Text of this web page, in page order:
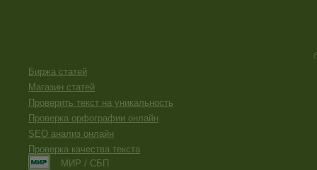
Биржа статей
Магазин статей
Проверить текст на уникальность
Проверка орфографии онлайн
SEO анализ онлайн
Проверка качества текста
МИР / СБП